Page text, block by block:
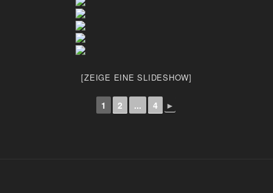
[ZEIGE EINE SLIDESHOW]
1 2 ... 4 ►